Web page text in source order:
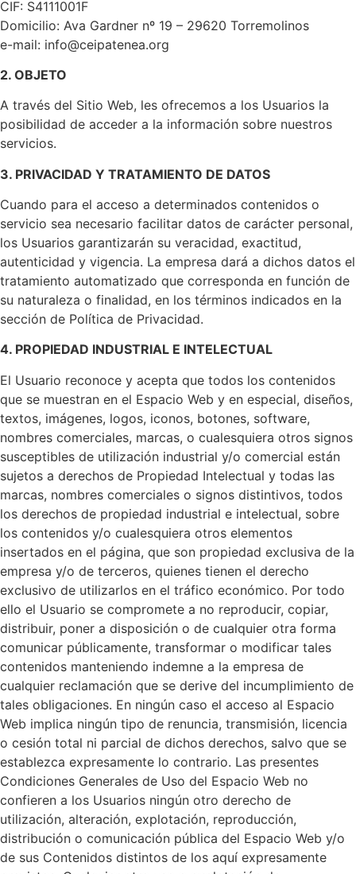
CIF: S4111001F
Domicilio: Ava Gardner nº 19 – 29620 Torremolinos
e-mail: info@ceipatenea.org
2. OBJETO
A través del Sitio Web, les ofrecemos a los Usuarios la
posibilidad de acceder a la información sobre nuestros
servicios.
3. PRIVACIDAD Y TRATAMIENTO DE DATOS
Cuando para el acceso a determinados contenidos o
servicio sea necesario facilitar datos de carácter personal,
los Usuarios garantizarán su veracidad, exactitud,
autenticidad y vigencia. La empresa dará a dichos datos el
tratamiento automatizado que corresponda en función de
su naturaleza o finalidad, en los términos indicados en la
sección de Política de Privacidad.
4. PROPIEDAD INDUSTRIAL E INTELECTUAL
El Usuario reconoce y acepta que todos los contenidos
que se muestran en el Espacio Web y en especial, diseños,
textos, imágenes, logos, iconos, botones, software,
nombres comerciales, marcas, o cualesquiera otros signos
susceptibles de utilización industrial y/o comercial están
sujetos a derechos de Propiedad Intelectual y todas las
marcas, nombres comerciales o signos distintivos, todos
los derechos de propiedad industrial e intelectual, sobre
los contenidos y/o cualesquiera otros elementos
insertados en el página, que son propiedad exclusiva de la
empresa y/o de terceros, quienes tienen el derecho
exclusivo de utilizarlos en el tráfico económico. Por todo
ello el Usuario se compromete a no reproducir, copiar,
distribuir, poner a disposición o de cualquier otra forma
comunicar públicamente, transformar o modificar tales
contenidos manteniendo indemne a la empresa de
cualquier reclamación que se derive del incumplimiento de
tales obligaciones. En ningún caso el acceso al Espacio
Web implica ningún tipo de renuncia, transmisión, licencia
o cesión total ni parcial de dichos derechos, salvo que se
establezca expresamente lo contrario. Las presentes
Condiciones Generales de Uso del Espacio Web no
confieren a los Usuarios ningún otro derecho de
utilización, alteración, explotación, reproducción,
distribución o comunicación pública del Espacio Web y/o
de sus Contenidos distintos de los aquí expresamente